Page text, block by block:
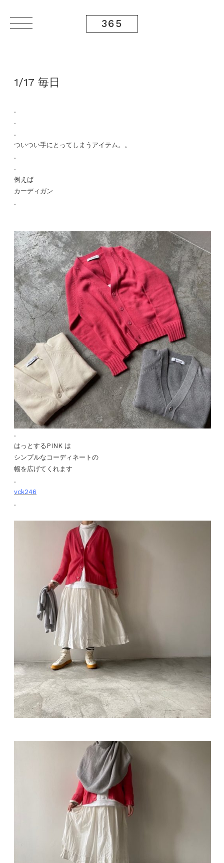
365
1/17 毎日
.
.
.
ついつい手にとってしまうアイテム。。
.
.
例えば
カーディガン
.
.
はっとするPINK は
シンプルなコーディネートの
幅を広げてくれます
.
vck246
.